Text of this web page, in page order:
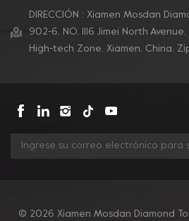
DIRECCIÓN : Xiamen Mosdan
902-6, NO. 1116 Jimei North
High-tech Zone, Xiamen, China.
© 2026 Xiamen Mosdan Diamond